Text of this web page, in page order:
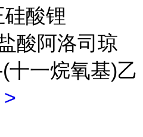
酸锂
酸阿洛司琼
十一烷氧基)乙